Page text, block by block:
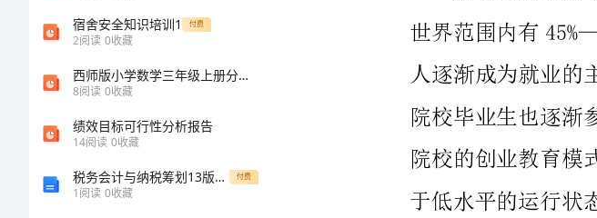
宿舍安全知识培训1 付费
2阅读 0收藏
西师版小学数学三年级上册分一分
8阅读 0收藏
绩效目标可行性分析报告
14阅读 0收藏
税务会计与纳税筹划13版参考答案 付费
1阅读 0收藏
以下三方面。